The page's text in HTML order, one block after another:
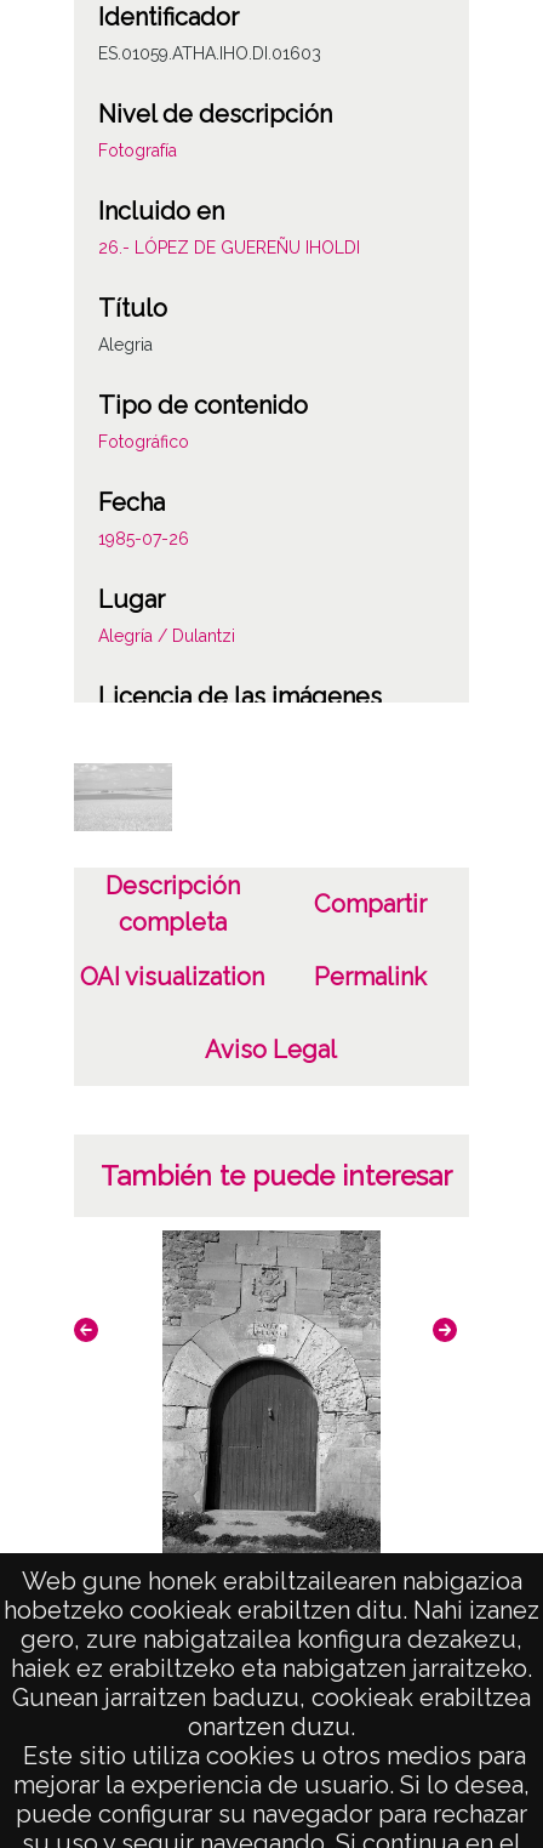
Web gune honek erabiltzailearen nabigazioa
hobetzeko cookieak erabiltzen ditu. Nahi izanez
gero, zure nabigatzailea konfigura dezakezu,
haiek ez erabiltzeko eta nabigatzen jarraitzeko.
Gunean jarraitzen baduzu, cookieak erabiltzea
onartzen duzu.
Este sitio utiliza cookies u otros medios para
mejorar la experiencia de usuario. Si lo desea,
puede configurar su navegador para rechazar
Identificador
ES.01059.ATHA.IHO.DI.01603
Nivel de descripción
Fotografía
Incluido en
26.- LÓPEZ DE GUEREÑU IHOLDI
Título
Alegria
Tipo de contenido
Fotográfico
Fecha
1985-07-26
Lugar
Alegría / Dulantzi
Licencia de las imágenes
Descripción
completa
Compartir
OAI visualization Permalink
Aviso Legal
También te puede interesar
Alegría de Álava (Dulanci)
AVISO LEGAL
POLÍTICA DE PRIVACIDAD
ACCESIBILIDAD